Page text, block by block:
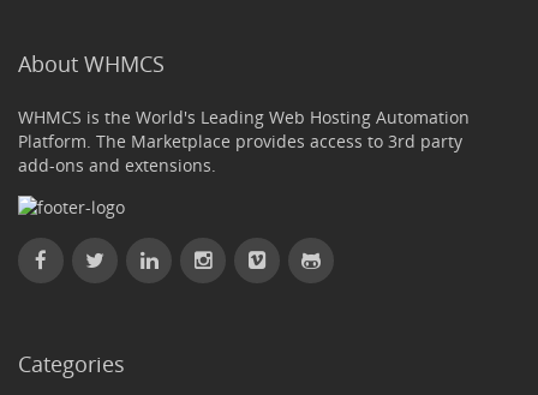
About WHMCS
WHMCS is the World's Leading Web Hosting Automation
Platform. The Marketplace provides access to 3rd party
add-ons and extensions.
Categories